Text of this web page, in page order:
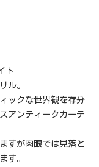
ト
ル。
ックな世界観を存分
アンティークカーテ
すが肉眼では見落と
す。